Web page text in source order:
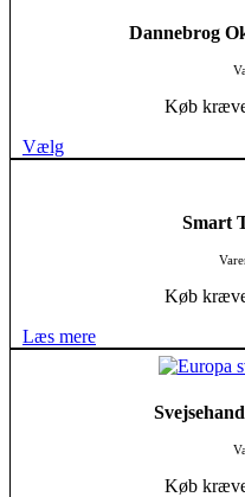
Dannebrog
Køb
Vælg
Smart
Køb
Læs mere
Køb